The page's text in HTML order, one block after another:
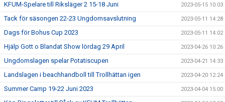
KFUM-Spelare till Riksläger 2 15-18 Juni 2023-05-15 10:03
Tack för säsongen 22-23 Ungdomsavslutning 2023-05-11 14:28
Dags för Bohus Cup 2023 2023-05-11 14:02
Hjälp Gott o Blandat Show lördag 29 April 2023-04-26 10:26
Ungdomslagen spelar Potatiscupen 2023-04-21 14:33
Landslagen i beachhandboll till Trollhättan igen 2023-04-20 12:24
Summer Camp 19-22 Juni 2023 2023-04-04 15:00